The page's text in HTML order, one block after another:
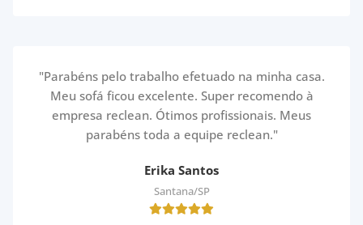
"Parabéns pelo trabalho efetuado na minha casa.
Meu sofá ficou excelente. Super recomendo à
empresa reclean. Ótimos profissionais. Meus
parabéns toda a equipe reclean."
Erika Santos
Santana/SP